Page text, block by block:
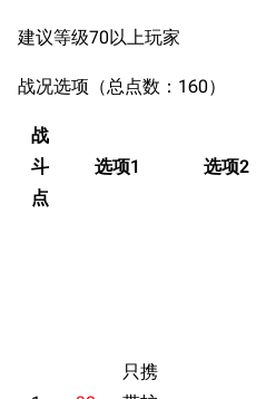
蒸汽轮机基础
NGA战舰少女R专
建议等级70以上玩家
战况选项（总点数：160）
战
斗
点
选项1 选项2
只携
EX-1 封锁网突破